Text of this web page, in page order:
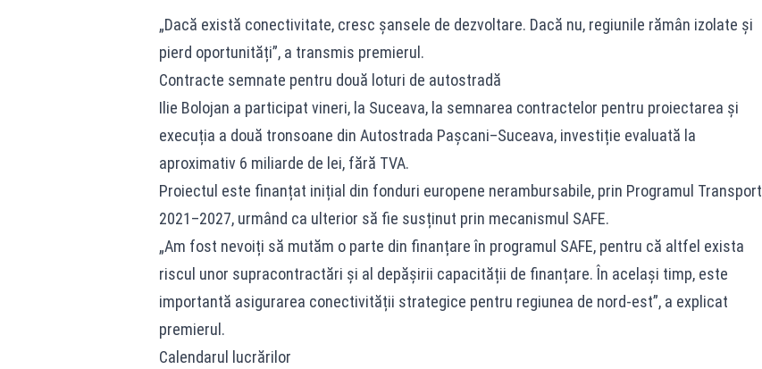
„Dacă există conectivitate, cresc șansele de dezvoltare. Dacă nu, regiunile rămân izolate și
pierd oportunități”, a transmis premierul.
Contracte semnate pentru două loturi de autostradă
Ilie Bolojan a participat vineri, la Suceava, la semnarea contractelor pentru proiectarea și
execuția a două tronsoane din Autostrada Pașcani–Suceava, investiție evaluată la
aproximativ 6 miliarde de lei, fără TVA.
Proiectul este finanțat inițial din fonduri europene nerambursabile, prin Programul Transport
2021–2027, urmând ca ulterior să fie susținut prin mecanismul SAFE.
„Am fost nevoiți să mutăm o parte din finanțare în programul SAFE, pentru că altfel exista
riscul unor supracontractări și al depășirii capacității de finanțare. În același timp, este
importantă asigurarea conectivității strategice pentru regiunea de nord-est”, a explicat
premierul.
Calendarul lucrărilor